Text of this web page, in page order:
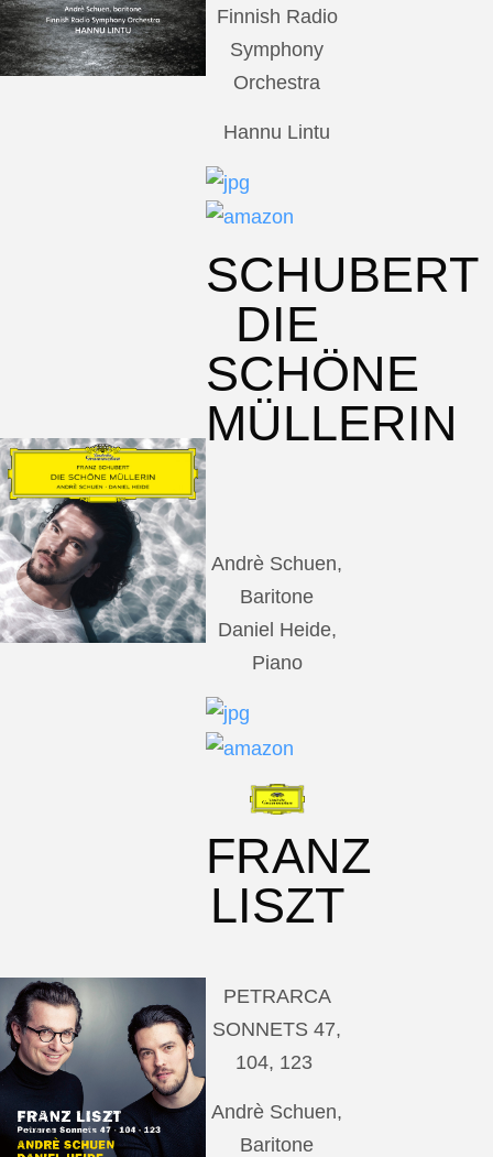
Finnish Radio
Symphony
Orchestra
Hannu Lintu
SCHUBERT
DIE
SCHÖNE
MÜLLERIN
Andrè Schuen,
Baritone
Daniel Heide,
Piano
FRANZ
LISZT
PETRARCA
SONNETS 47,
104, 123
Andrè Schuen,
Baritone